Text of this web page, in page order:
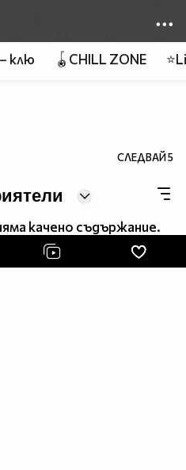
клю 🪀CHILL ZONE
СЛЕДВАЙ5
качено съдържание.